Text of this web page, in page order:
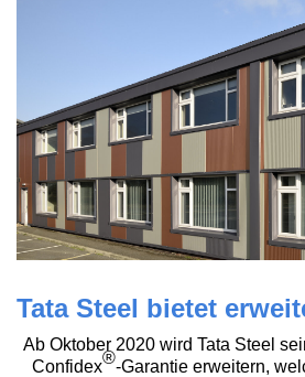
Ab Oktober 2020 wird Tata Steel
Confidex®-Garantie erweitern,